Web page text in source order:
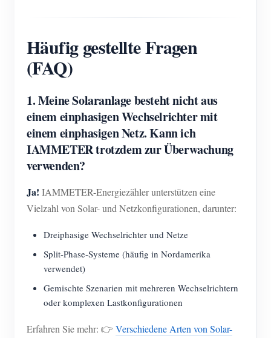
Häufig gestellte Fragen
(FAQ)
1. Meine Solaranlage besteht nicht aus
einem einphasigen Wechselrichter mit
einem einphasigen Netz. Kann ich
IAMMETER trotzdem zur Überwachung
verwenden?
Ja! IAMMETER-Energiezähler unterstützen eine
Vielzahl von Solar- und Netzkonfigurationen, darunter:
Dreiphasige Wechselrichter und Netze
Split-Phase-Systeme (häufig in Nordamerika
verwendet)
Gemischte Szenarien mit mehreren Wechselrichtern
oder komplexen Lastkonfigurationen
Erfahren Sie mehr: 👉 Verschiedene Arten von Solar-